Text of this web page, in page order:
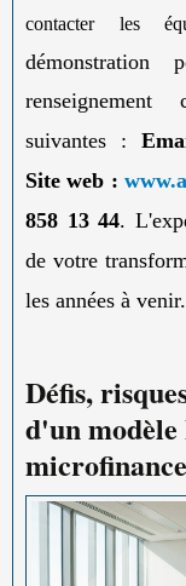
contacter les
démonstration
renseignement
suivantes :
Site web :
858 13 44.
de votre
les années à venir.
Défis,
d'un